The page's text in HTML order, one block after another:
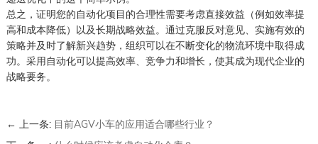
总之，证明您的自动化项目的合理性需要考虑直接效益（例如效率提
高和成本降低）以及长期战略效益。通过克服反对意见、实施有效的
策略并及时了解新兴趋势，组织可以在不断变化的物流环境中取得成
功。采用自动化可以提高效率、竞争力和增长，使其成为现代企业的
战略要务。
← 上一条: 目前AGV小车的应用适合哪些行业？